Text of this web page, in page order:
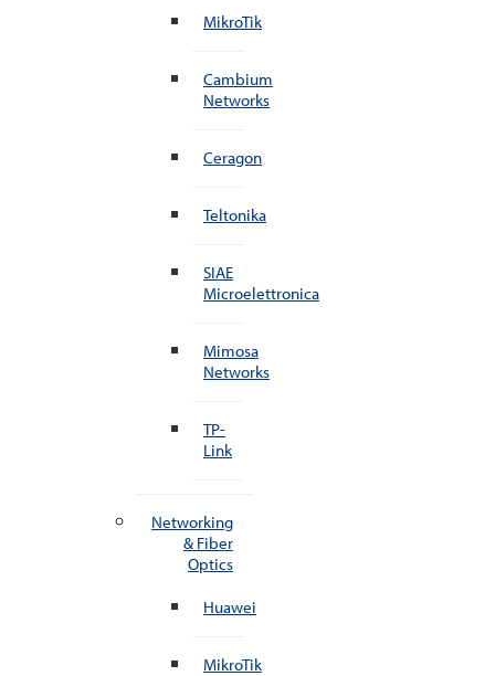
MikroTik
Cambium
Networks
Ceragon
Teltonika
SIAE
Microelettronica
Mimosa
Networks
TP-
Link
Networking
& Fiber
Optics
Huawei
MikroTik